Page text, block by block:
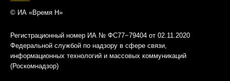
© ИА «Время Н»
Регистрационный номер ИА № ФС77−79404 от 02.11.2020
Федеральной службой по надзору в сфере связи,
информационных технологий и массовых коммуникаций
(Роскомнадзор)